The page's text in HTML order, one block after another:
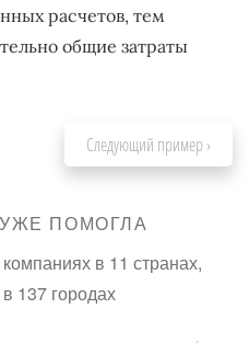
расчетов, тем
общие затраты
Следующий пример ›
ПОМОГЛА
в 11 странах,
137 городах